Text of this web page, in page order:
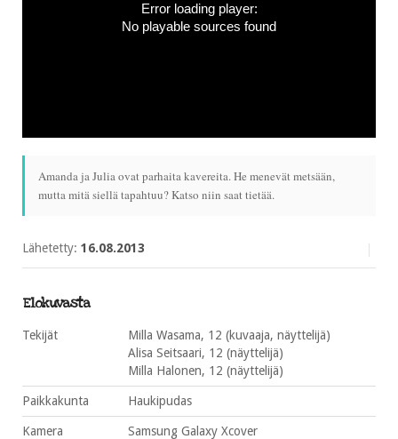
Error loading player:
No playable sources found
Amanda ja Julia ovat parhaita kavereita. He menevät metsään,
mutta mitä siellä tapahtuu? Katso niin saat tietää.
Lähetetty: 16.08.2013
Elokuvasta
Tekijät
Milla Wasama, 12 (kuvaaja, näyttelijä)
Alisa Seitsaari, 12 (näyttelijä)
Milla Halonen, 12 (näyttelijä)
Paikkakunta Haukipudas
Kamera Samsung Galaxy Xcover